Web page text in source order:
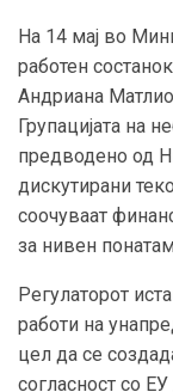
На 14 мај во
работен
Андриана
Групацијата на
предводено од
дискутирани
соочуваат
за нивен
Регулаторот
работи на
цел да се
согласност со